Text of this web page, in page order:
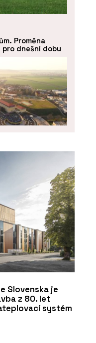
Proměna
dnešní dobu
Nový
zapadá do
deska
Slovenska je
z 80. let
systém